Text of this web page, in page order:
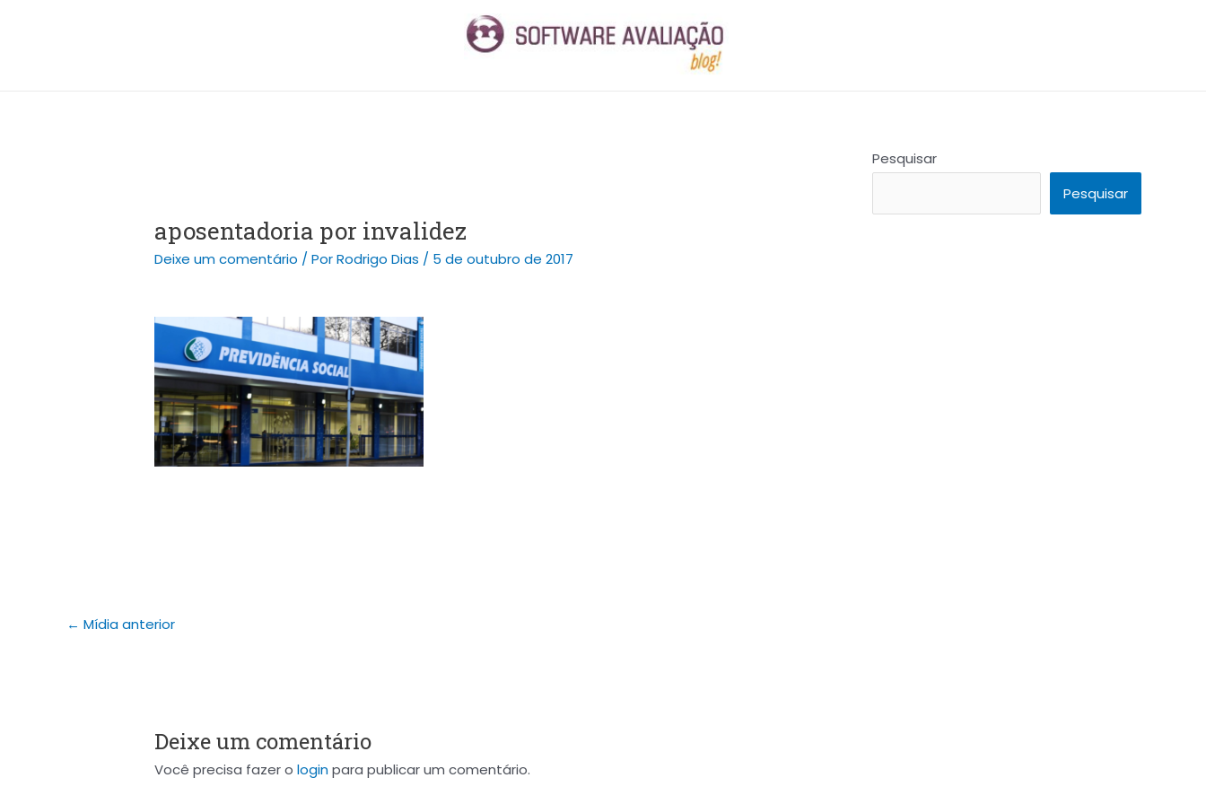
aposentadoria por invalidez
Deixe um comentário / PorRodrigo Dias / 5 de outubro de 2017
← Mídia anterior
Deixe um comentário
Você precisa fazer ologinpara publicar um comentário.
Pesquisar
Pesquisar